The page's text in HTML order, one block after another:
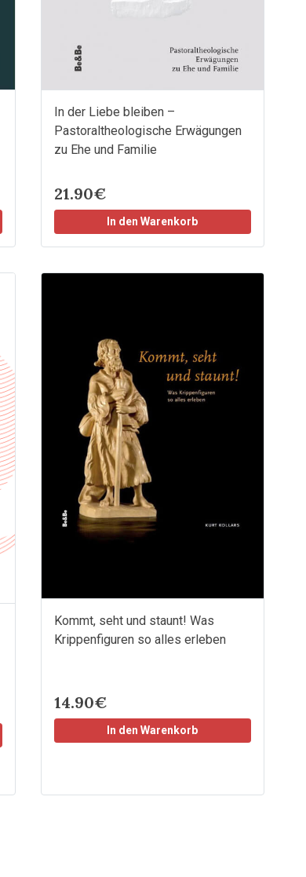
In der Liebe bleiben –
Pastoraltheologische Erwägungen
zu Ehe und Familie
21.90€
In den Warenkorb
Kommt, seht und staunt! Was
Krippenfiguren so alles erleben
14.90€
In den Warenkorb